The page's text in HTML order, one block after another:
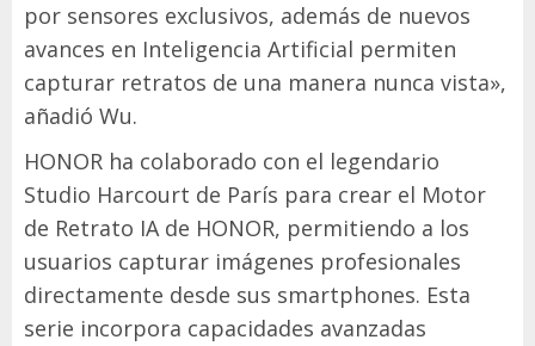
por sensores exclusivos, además de nuevos
avances en Inteligencia Artificial permiten
capturar retratos de una manera nunca vista»,
añadió Wu.
HONOR ha colaborado con el legendario
Studio Harcourt de París para crear el Motor
de Retrato IA de HONOR, permitiendo a los
usuarios capturar imágenes profesionales
directamente desde sus smartphones. Esta
serie incorpora capacidades avanzadas